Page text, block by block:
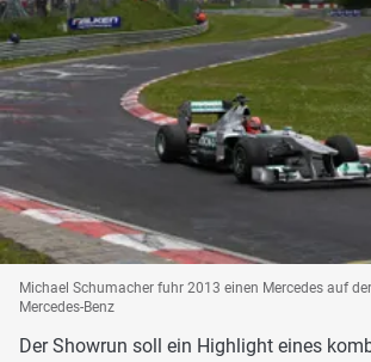
Michael Schumacher fuhr 2013 einen Mercedes auf
Mercedes-Benz
Der Showrun soll ein Highlight eines